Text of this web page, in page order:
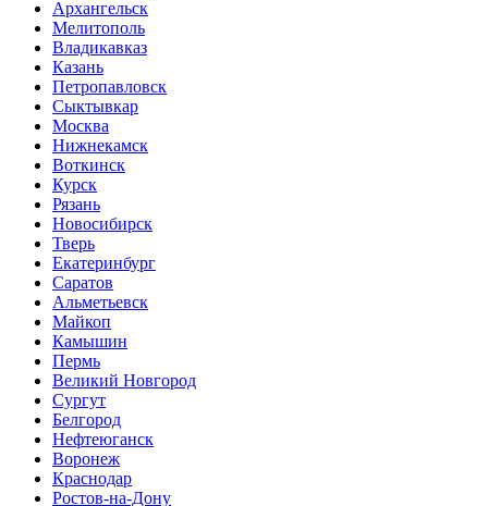
Архангельск
Мелитополь
Владикавказ
Казань
Петропавловск
Сыктывкар
Москва
Нижнекамск
Воткинск
Курск
Рязань
Новосибирск
Тверь
Екатеринбург
Саратов
Альметьевск
Майкоп
Камышин
Пермь
Великий Новгород
Сургут
Белгород
Нефтеюганск
Воронеж
Краснодар
Ростов-на-Дону